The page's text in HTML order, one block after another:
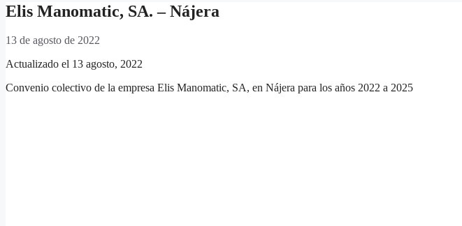
Elis Manomatic, SA. – Nájera
13 de agosto de 2022
Actualizado el 13 agosto, 2022
Convenio colectivo de la empresa Elis Manomatic, SA, en Nájera para los años 2022 a 2025